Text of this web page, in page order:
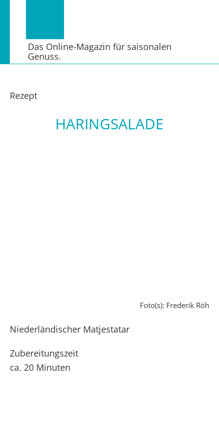
Das Online-Magazin für saisonalen
Genuss.
Rezept
HARINGSALADE
Foto(s): Frederik Röh
Niederländischer Matjestatar
Zubereitungszeit
ca. 20 Minuten